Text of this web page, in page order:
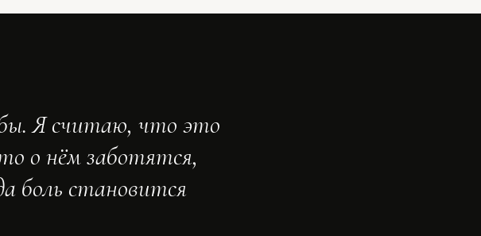
Я считаю, что это
о нём заботятся,
боль становится